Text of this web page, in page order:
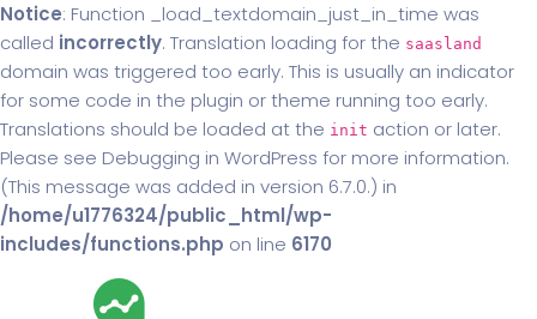
Notice: Function _load_textdomain_just_in_time was
called incorrectly. Translation loading for the saasland
domain was triggered too early. This is usually an indicator
for some code in the plugin or theme running too early.
Translations should be loaded at the init action or later.
Please see Debugging in WordPress for more information.
(This message was added in version 6.7.0.) in
/home/u1776324/public_html/wp-
includes/functions.php on line 6170